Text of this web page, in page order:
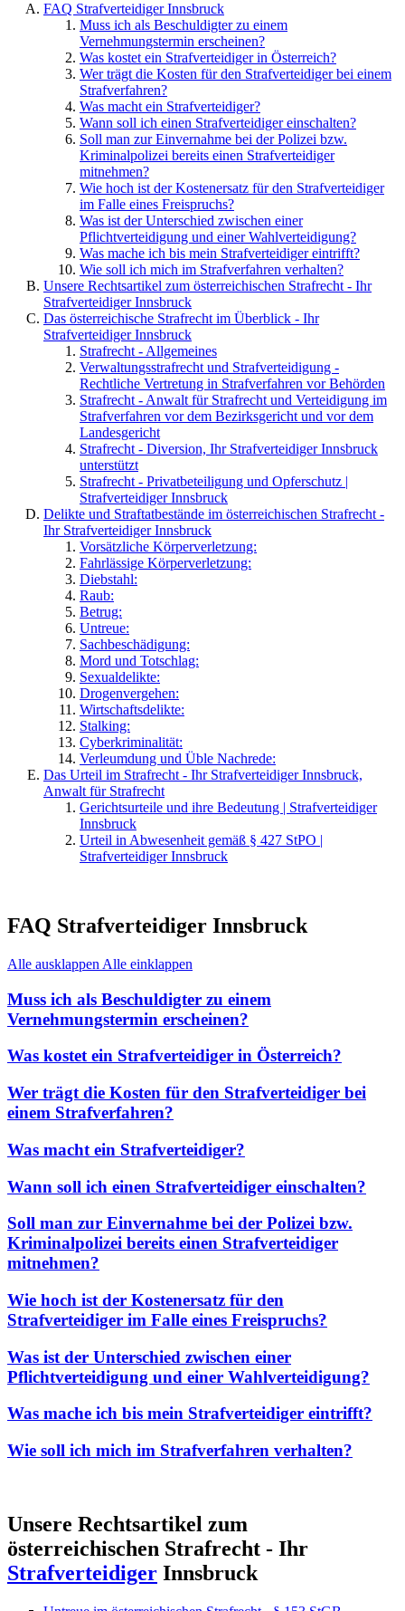
FAQ Strafverteidiger Innsbruck
Muss ich als Beschuldigter zu einem
Vernehmungstermin erscheinen?
Was kostet ein Strafverteidiger in Österreich?
Wer trägt die Kosten für den Strafverteidiger bei einem
Strafverfahren?
Was macht ein Strafverteidiger?
Wann soll ich einen Strafverteidiger einschalten?
Soll man zur Einvernahme bei der Polizei bzw.
Kriminalpolizei bereits einen Strafverteidiger
mitnehmen?
Wie hoch ist der Kostenersatz für den Strafverteidiger
im Falle eines Freispruchs?
Was ist der Unterschied zwischen einer
Pflichtverteidigung und einer Wahlverteidigung?
Was mache ich bis mein Strafverteidiger eintrifft?
Wie soll ich mich im Strafverfahren verhalten?
Unsere Rechtsartikel zum österreichischen Strafrecht - Ihr
Strafverteidiger Innsbruck
Das österreichische Strafrecht im Überblick - Ihr
Strafverteidiger Innsbruck
Strafrecht - Allgemeines
Verwaltungsstrafrecht und Strafverteidigung -
Rechtliche Vertretung in Strafverfahren vor Behörden
Strafrecht - Anwalt für Strafrecht und Verteidigung im
Strafverfahren vor dem Bezirksgericht und vor dem
Landesgericht
Strafrecht - Diversion, Ihr Strafverteidiger Innsbruck
unterstützt
Strafrecht - Privatbeteiligung und Opferschutz |
Strafverteidiger Innsbruck
Delikte und Straftatbestände im österreichischen Strafrecht -
Ihr Strafverteidiger Innsbruck
Vorsätzliche Körperverletzung:
Fahrlässige Körperverletzung:
Diebstahl:
Raub:
Betrug:
Untreue:
Sachbeschädigung:
Mord und Totschlag:
Sexualdelikte:
Drogenvergehen:
Wirtschaftsdelikte:
Stalking:
Cyberkriminalität:
Verleumdung und Üble Nachrede:
Das Urteil im Strafrecht - Ihr Strafverteidiger Innsbruck,
Anwalt für Strafrecht
Gerichtsurteile und ihre Bedeutung | Strafverteidiger
Innsbruck
Urteil in Abwesenheit gemäß § 427 StPO |
Strafverteidiger Innsbruck
FAQ Strafverteidiger Innsbruck
Alle ausklappen Alle einklappen
Muss ich als Beschuldigter zu einem
Vernehmungstermin erscheinen?
Was kostet ein Strafverteidiger in Österreich?
Wer trägt die Kosten für den Strafverteidiger bei
einem Strafverfahren?
Was macht ein Strafverteidiger?
Wann soll ich einen Strafverteidiger einschalten?
Soll man zur Einvernahme bei der Polizei bzw.
Kriminalpolizei bereits einen Strafverteidiger
mitnehmen?
Wie hoch ist der Kostenersatz für den
Strafverteidiger im Falle eines Freispruchs?
Was ist der Unterschied zwischen einer
Pflichtverteidigung und einer Wahlverteidigung?
Was mache ich bis mein Strafverteidiger eintrifft?
Wie soll ich mich im Strafverfahren verhalten?
Unsere Rechtsartikel zum
österreichischen Strafrecht - Ihr
Strafverteidiger Innsbruck